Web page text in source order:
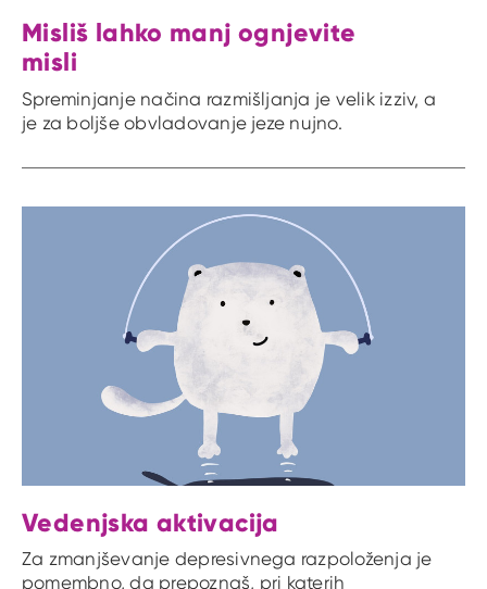
Misliš lahko manj ognjevite
misli
Spreminjanje načina razmišljanja je velik izziv, a
je za boljše obvladovanje jeze nujno.
Vedenjska aktivacija
Za zmanjševanje depresivnega razpoloženja je
pomembno, da prepoznaš, pri katerih